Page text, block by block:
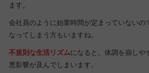
ます。
会社員のように始業時間が定まっていないの
なってしまう方もいますね。
不規則な生活リズムになると、体調を崩しや
悪影響が及んでしまいます。